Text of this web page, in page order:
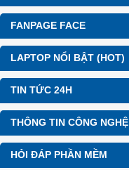
FANPAGE FACE
LAPTOP NỔI BẬT (HOT)
TIN TỨC 24H
THÔNG TIN CÔNG NGHỆ
HỎI ĐÁP PHẦN MỀM